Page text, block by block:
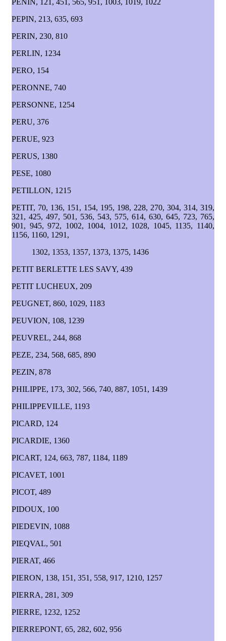
PEPIN, 213, 635, 693
PERIN, 230, 810
PERLIN, 1234
PERO, 154
PERONNE, 740
PERSONNE, 1254
PERU, 376
PERUE, 923
PERUS, 1380
PESE, 1080
PETILLON, 1215
PETIT, 70, 136, 151, 154, 195, 198, 228, 270, 304, 314, 319,
321, 425, 497, 501, 536, 543, 575, 614, 630, 645, 723, 765,
901, 945, 972, 1002, 1004, 1012, 1028, 1045, 1135, 1140,
1156, 1160, 1291,
1302, 1353, 1357, 1373, 1375, 1436
PETIT BERLETTE LES SAVY, 439
PETIT LUCHEUX, 209
PEUGNET, 860, 1029, 1183
PEUVION, 108, 1239
PEUVREL, 244, 868
PEZE, 234, 568, 685, 890
PEZIN, 878
PHILIPPE, 173, 302, 566, 740, 887, 1051, 1439
PHILIPPEVILLE, 1193
PICARD, 124
PICARDIE, 1360
PICART, 124, 663, 787, 1184, 1189
PICAVET, 1001
PICOT, 489
PIDOUX, 100
PIEDEVIN, 1088
PIEQVAL, 501
PIERAT, 466
PIERON, 138, 151, 351, 558, 917, 1210, 1257
PIERRA, 281, 309
PIERRE, 1232, 1252
PIERREPONT, 65, 282, 602, 956